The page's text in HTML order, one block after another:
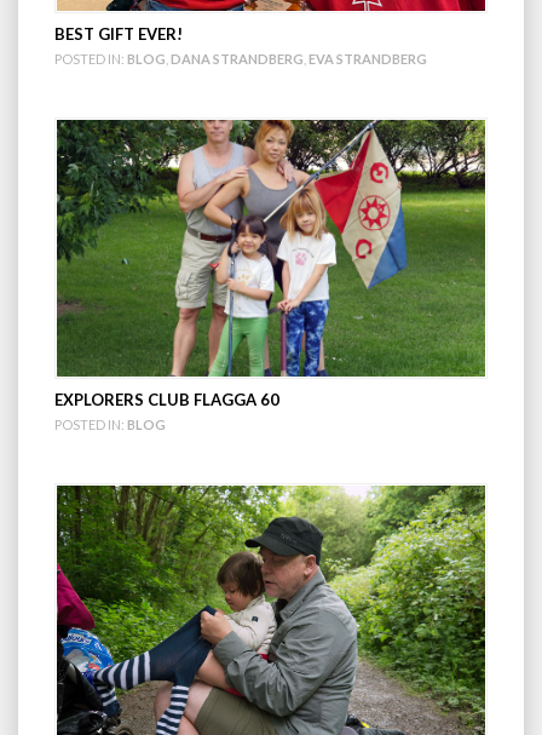
BEST GIFT EVER!
POSTED IN: BLOG DANA STRANDBERG EVA STRANDBERG
EXPLORERS CLUB FLAGGA 60
POSTED IN: BLOG